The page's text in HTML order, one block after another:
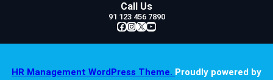
Call Us
91 123 456 7890
Facebook InstagramX YouTube
HR Management WordPress Theme. Proudly powered by